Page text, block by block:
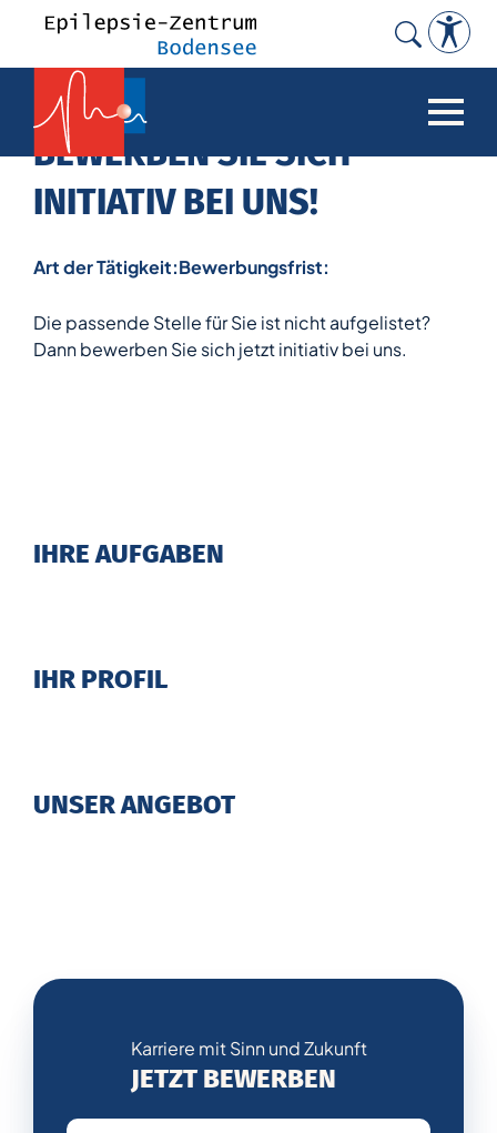
Search
BEWERBEN SIE SICH
INITIATIV BEI UNS!
Art der Tätigkeit:Bewerbungsfrist:
Die passende Stelle für Sie ist nicht aufgelistet?
Dann bewerben Sie sich jetzt initiativ bei uns.
IHRE AUFGABEN
IHR PROFIL
UNSER ANGEBOT
Karriere mit Sinn und Zukunft
JETZT BEWERBEN